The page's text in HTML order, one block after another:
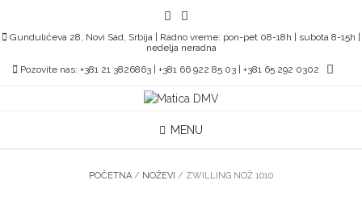
content
Gundulićeva 28, Novi Sad, Srbija | Radno vreme: pon-pet 08-18h | subota 8-15h |
nedelja neradna
Pozovite nas: +381 21 3826863 | +381 66 922 85 03 | +381 65 292 0302
MENU
POČETNA / NOŽEVI / ZWILLING NOŽ 1010